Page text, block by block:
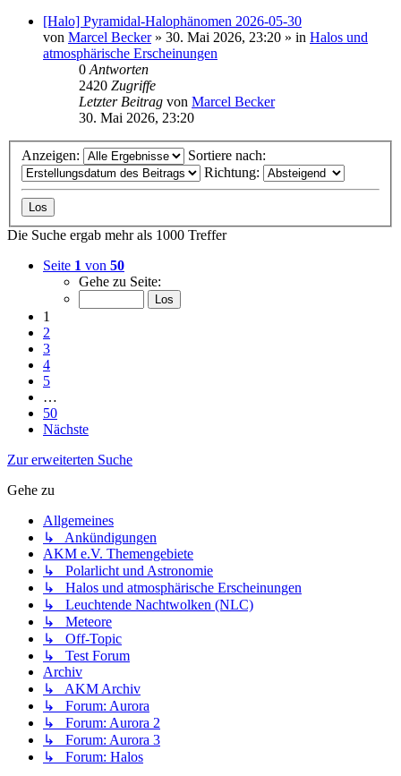
[Halo] Pyramidal-Halophänomen 2026-05-30
von Marcel Becker» 30. Mai 2026, 23:20 » in Halos und
atmosphärische Erscheinungen
0 Antworten
2420 Zugriffe
Letzter Beitrag von Marcel Becker
30. Mai 2026, 23:20
Anzeigen:
Sortiere nach:
Richtung:
Die Suche ergab mehr als 1000 Treffer
Seite 1 von 50
Gehe zu Seite:
1
2
3
4
5
…
50
Nächste
Zur erweiterten Suche
Gehe zu
Allgemeines
↳ Ankündigungen
AKM e.V. Themengebiete
↳ Polarlicht und Astronomie
↳ Halos und atmosphärische Erscheinungen
↳ Leuchtende Nachtwolken (NLC)
↳ Meteore
↳ Off-Topic
↳ Test Forum
Archiv
↳ AKM Archiv
↳ Forum: Aurora
↳ Forum: Aurora 2
↳ Forum: Aurora 3
↳ Forum: Halos